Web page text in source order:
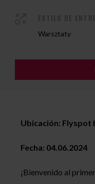
Warsztaty
Ubicación: Flyspot
Fecha: 04.06.2024
¡Bienvenido al